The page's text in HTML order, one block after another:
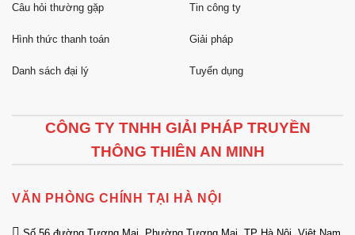
Câu hỏi thường gặp
Hình thức thanh toán
Danh sách đại lý
Tin công ty
Giải pháp
Tuyển dụng
CÔNG TY TNHH GIẢI PHÁP TRUYỀN
THÔNG THIÊN AN MINH
VĂN PHÒNG CHÍNH TẠI HÀ NỘI